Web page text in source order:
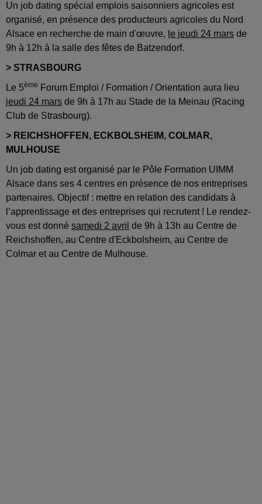
Un job dating spécial emplois saisonniers agricoles est
organisé, en présence des producteurs agricoles du Nord
Alsace en recherche de main d'œuvre, le jeudi 24 mars de
9h à 12h à la salle des fêtes de Batzendorf.
> STRASBOURG
Le 5ème Forum Emploi / Formation / Orientation aura lieu
jeudi 24 mars de 9h à 17h au Stade de la Meinau (Racing
Club de Strasbourg).
> REICHSHOFFEN, ECKBOLSHEIM, COLMAR,
MULHOUSE
Un job dating est organisé par le Pôle Formation UIMM
Alsace dans ses 4 centres en présence de nos entreprises
partenaires. Objectif : mettre en relation des candidats à
l’apprentissage et des entreprises qui recrutent ! Le rendez-
vous est donné samedi 2 avril de 9h à 13h au Centre de
Reichshoffen, au Centre d'Eckbolsheim, au Centre de
Colmar et au Centre de Mulhouse.